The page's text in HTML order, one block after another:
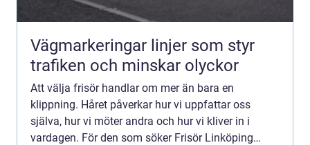
Vägmarkeringar linjer som styr
trafiken och minskar olyckor
Att välja frisör handlar om mer än bara en
klippning. Håret påverkar hur vi uppfattar oss
själva, hur vi möter andra och hur vi kliver in i
vardagen. För den som söker Frisör Linköping